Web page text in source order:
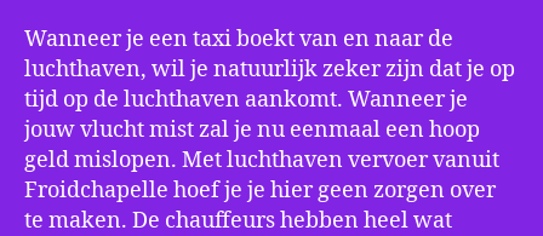
Wanneer je een taxi boekt van en naar de
luchthaven, wil je natuurlijk zeker zijn dat je op
tijd op de luchthaven aankomt. Wanneer je
jouw vlucht mist zal je nu eenmaal een hoop
geld mislopen. Met luchthaven vervoer vanuit
Froidchapelle hoef je je hier geen zorgen over
te maken. De chauffeurs hebben heel wat